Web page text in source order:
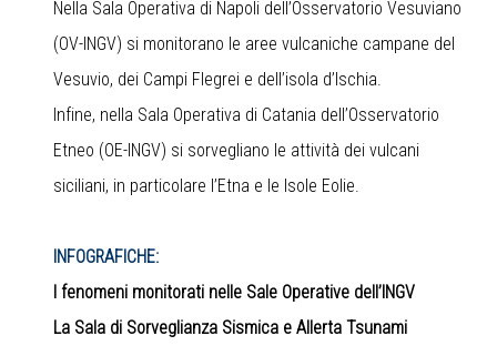
Nella Sala Operativa di Napoli dell’Osservatorio Vesuviano
(OV-INGV) si monitorano le aree vulcaniche campane del
Vesuvio, dei Campi Flegrei e dell’isola d’Ischia.
Infine, nella Sala Operativa di Catania dell’Osservatorio
Etneo (OE-INGV) si sorvegliano le attività dei vulcani
siciliani, in particolare l’Etna e le Isole Eolie.
INFOGRAFICHE:
I fenomeni monitorati nelle Sale Operative dell’INGV
La Sala di Sorveglianza Sismica e Allerta Tsunami